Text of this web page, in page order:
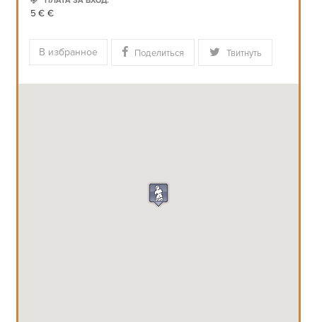
5 € €
В избранное Поделиться Твитнуть